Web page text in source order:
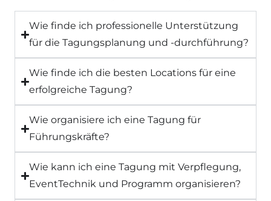
Wie finde ich professionelle Unterstützung
für die Tagungsplanung und -durchführung?
Wie finde ich die besten Locations für eine
erfolgreiche Tagung?
Wie organisiere ich eine Tagung für
Führungskräfte?
Wie kann ich eine Tagung mit Verpflegung,
EventTechnik und Programm organisieren?